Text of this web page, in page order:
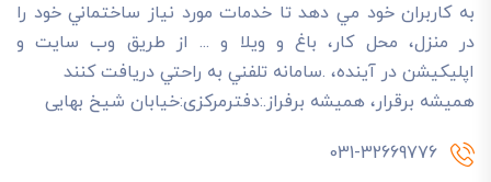
به کاربران خود مي دهد تا خدمات مورد نياز ساختماني خود را
در منزل، محل کار، باغ و ويلا و ... از طريق وب سايت و
اپليکيشن در آينده، .سامانه تلفني به راحتي دريافت کنند
هميشه برقرار، هميشه برفراز.:دفترمرکزی:خیابان شیخ بهایی
031-32669776